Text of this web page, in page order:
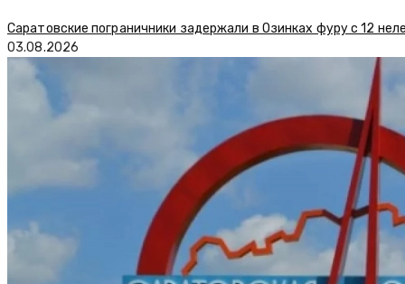
Саратовские пограничники задержали в Озинках фуру с 12
03.08.2026